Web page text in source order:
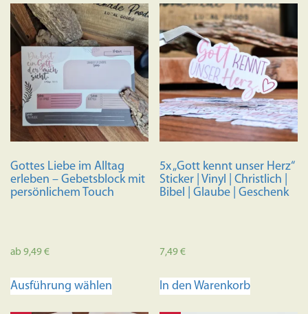
Gottes Liebe im Alltag
erleben – Gebetsblock mit
persönlichem Touch
ab 9,49€
Ausführung wählen
5x „Gott kennt unser Herz“
Sticker | Vinyl | Christlich |
Bibel | Glaube | Geschenk
7,49€
In den Warenkorb